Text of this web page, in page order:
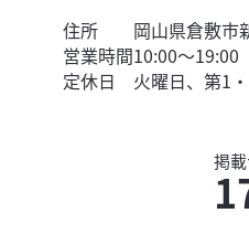
住所
岡山県倉敷市
営業時間10:00～19:00
定休日
火曜日、第1
掲